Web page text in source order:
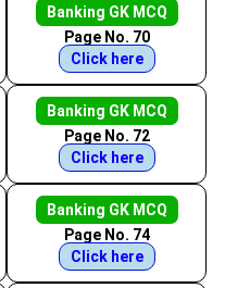
Banking GK MCQ
Page No. 70
Click here
Banking GK MCQ
Page No. 72
Click here
Banking GK MCQ
Page No. 74
Click here